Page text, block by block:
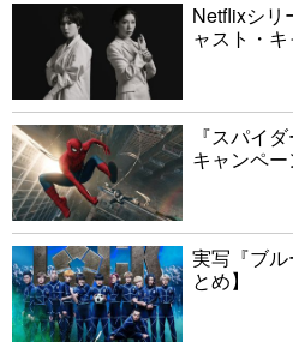
Netflixシリ
ャスト・キ
『スパイ
キャンペ
実写『ブ
とめ】